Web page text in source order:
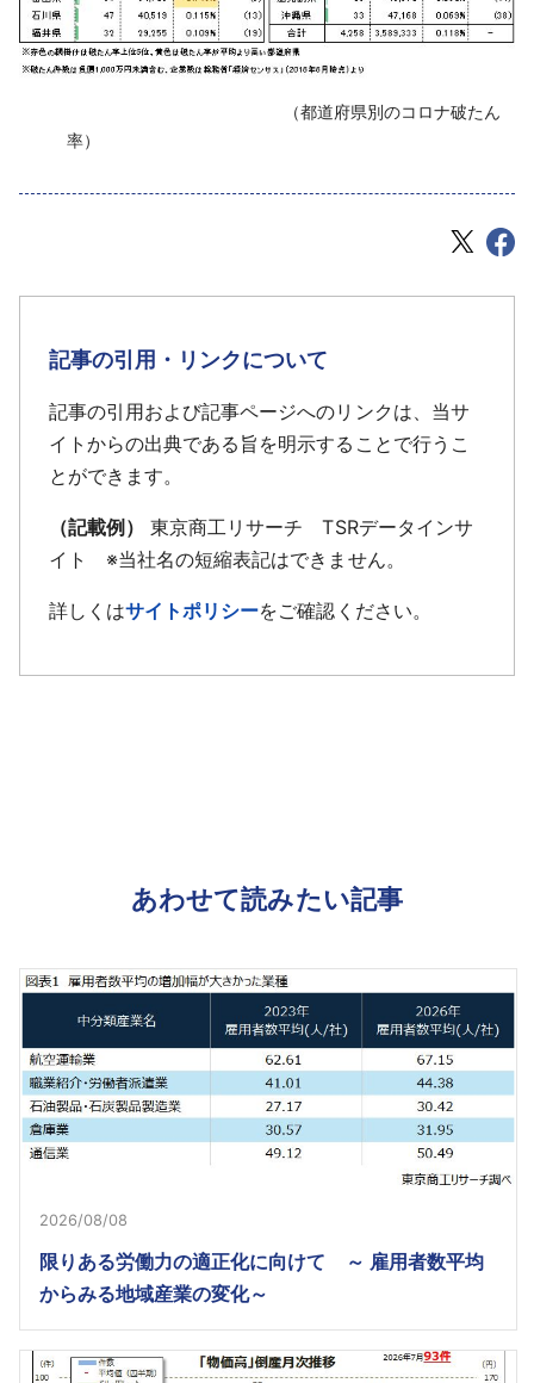
‌ （都道府県別のコロナ破たん
率）
記事の引用・リンクについて
記事の引用および記事ページへのリンクは、当サ
イトからの出典である旨を明示することで行うこ
とができます。
（記載例）
東京商工リサーチ TSRデータインサ
イト ※当社名の短縮表記はできません。
詳しくはサイトポリシーをご確認ください。
あわせて読みたい記事
2026/08/08
限りある労働力の適正化に向けて ～ 雇用者数平均
からみる地域産業の変化～